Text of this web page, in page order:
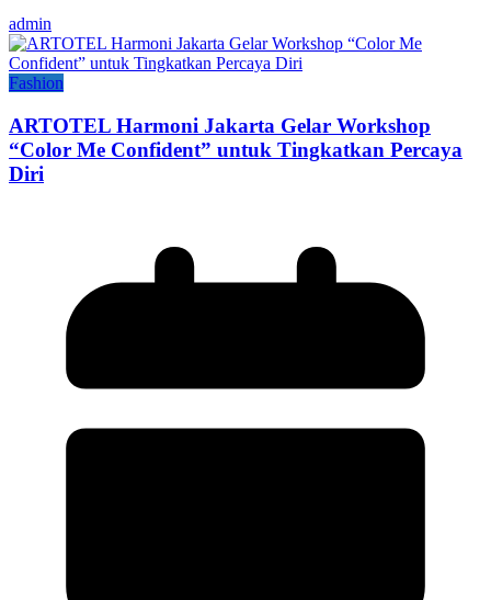
admin
Fashion
ARTOTEL Harmoni Jakarta Gelar Workshop
“Color Me Confident” untuk Tingkatkan Percaya
Diri